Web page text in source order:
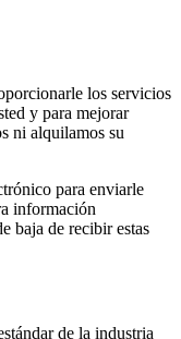
los servicios
y para mejorar
ni alquilamos su
para enviarle
información
baja de recibir estas
de la industria